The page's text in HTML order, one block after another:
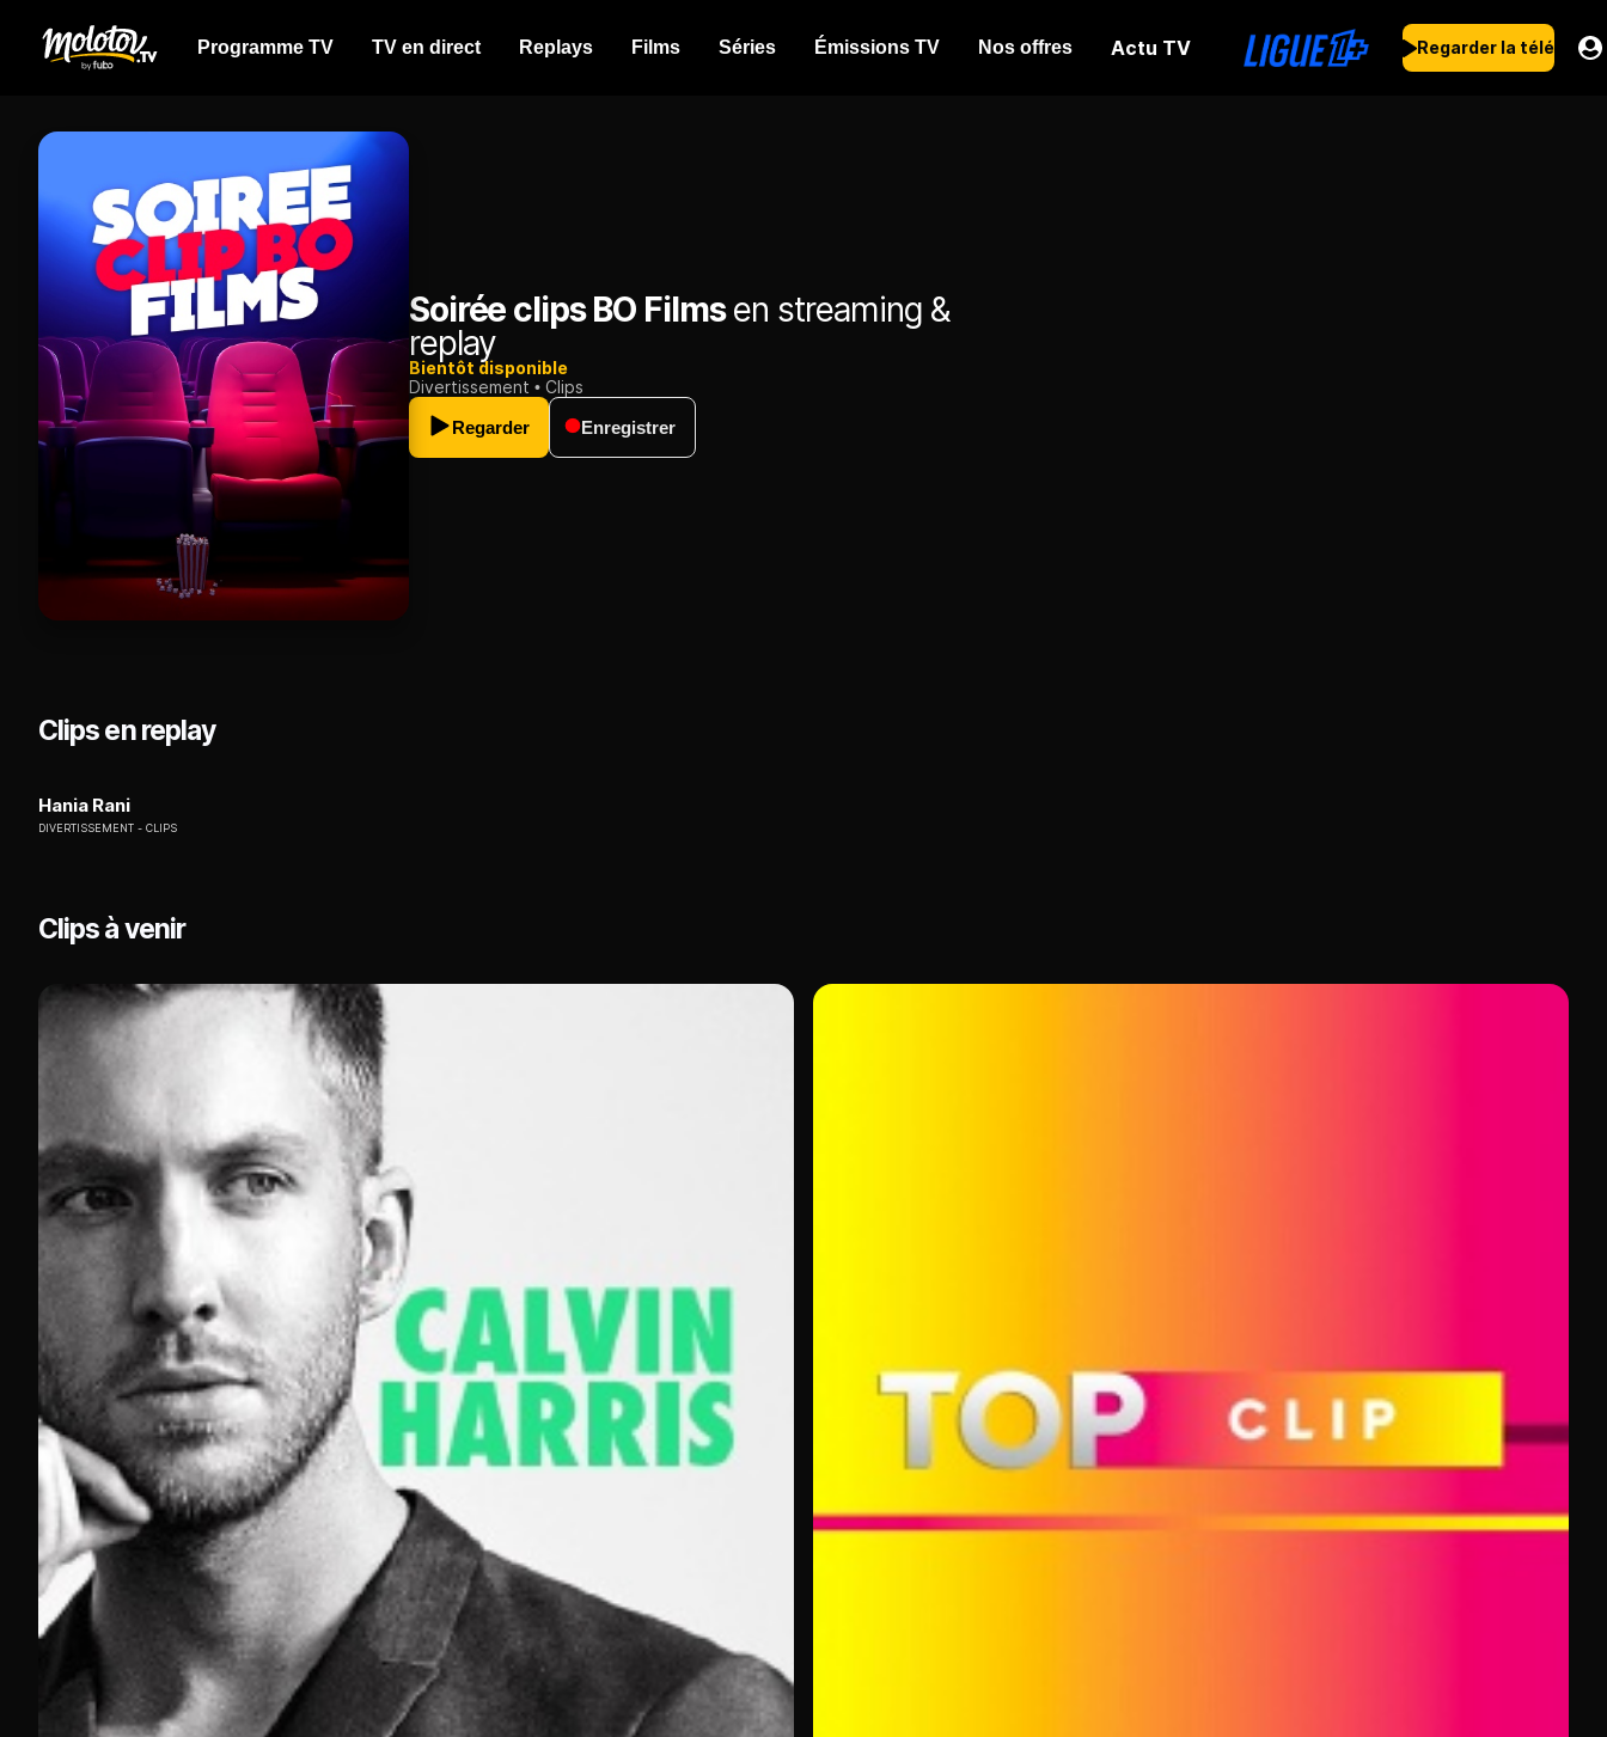
Programme TV TV en direct Replays Films Séries Émissions TV Nos offres Actu TV Regarder la télé
Soirée clips BO Filmsen streaming &
replay
Bientôt disponible
Divertissement
Clips
Regarder
Enregistrer
Clips en replay
Hania Rani
DIVERTISSEMENT CLIPS
Clips à venir